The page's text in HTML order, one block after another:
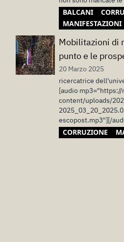
BALCANI
MANIFESTAZIONI
Mobilitazioni di
punto e le
20 Marzo 2025
ricercatrice
[audio
content/uploads/
escopost.mp3"][/
CORRUZIONE